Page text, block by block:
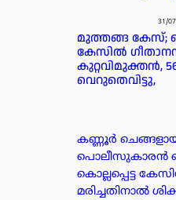
31/
മുത്തങ്ങ കേസ്;
കേസില്‍
കുറ്റവിമുക്തന്‍,
വെറുതെവിട്ടു,
കണ്ണൂർ
പൊലീസുകാരൻ
കൊല്ലപ്പെട്ട
മരിച്ചതിനാൽ